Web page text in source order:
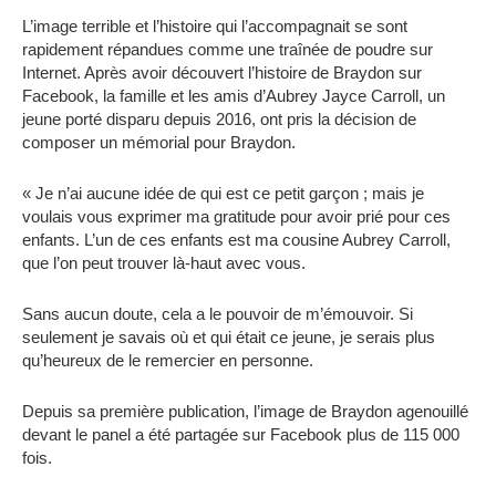
L’image terrible et l’histoire qui l’accompagnait se sont
rapidement répandues comme une traînée de poudre sur
Internet. Après avoir découvert l’histoire de Braydon sur
Facebook, la famille et les amis d’Aubrey Jayce Carroll, un
jeune porté disparu depuis 2016, ont pris la décision de
composer un mémorial pour Braydon.
« Je n’ai aucune idée de qui est ce petit garçon ; mais je
voulais vous exprimer ma gratitude pour avoir prié pour ces
enfants. L’un de ces enfants est ma cousine Aubrey Carroll,
que l’on peut trouver là-haut avec vous.
Sans aucun doute, cela a le pouvoir de m’émouvoir. Si
seulement je savais où et qui était ce jeune, je serais plus
qu’heureux de le remercier en personne.
Depuis sa première publication, l’image de Braydon agenouillé
devant le panel a été partagée sur Facebook plus de 115 000
fois.